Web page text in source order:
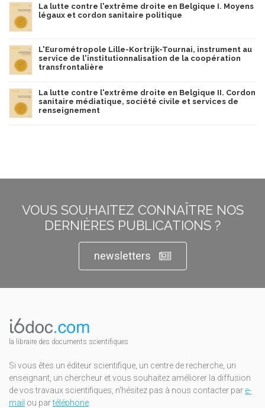
La lutte contre l'extrême droite en Belgique I. Moyens
légaux et cordon sanitaire politique
L'Eurométropole Lille-Kortrijk-Tournai, instrument au
service de l'institutionnalisation de la coopération
transfrontalière
La lutte contre l'extrême droite en Belgique II. Cordon
sanitaire médiatique, société civile et services de
renseignement
VOUS SOUHAITEZ CONNAÎTRE NOS
DERNIÈRES PUBLICATIONS ?
newsletters
la libraire des documents scientifiques
Si vous êtes un éditeur scientifique, un centre de recherche, un
enseignant, un chercheur et vous souhaitez améliorer la diffusion
de vos travaux scientifiques, n'hésitez pas à nous contacter par e-
mail ou partéléphone